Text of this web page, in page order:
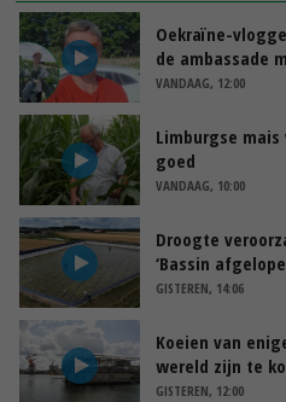
Oekraïne-
de ambassade
VANDAAG, 12:00
Limburgse
goed
VANDAAG, 10:00
Droogte
‘Bassin
GISTEREN, 14:06
Koeien van
wereld zijn te
GISTEREN, 12:00